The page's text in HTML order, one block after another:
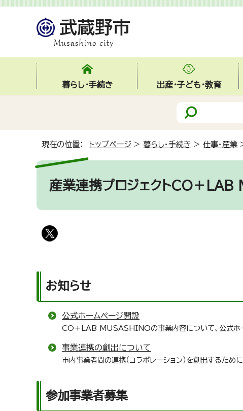
暮らし・手続き 出産・子ども・教育
現在の位置： トップページ > 暮らし・手続き > 仕事・産業
産業連携プロジェクトCO＋
お知らせ
公式ホームページ開設
CO＋LAB MUSASHINOの事業内容について、公式ホー
事業連携の創出について
市内事業者間の連携（コラボレーション）を創出するため
参加事業者募集